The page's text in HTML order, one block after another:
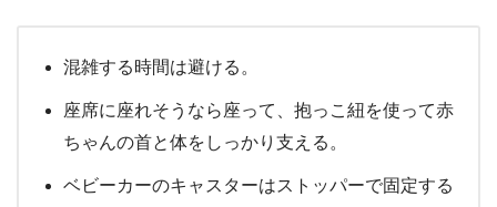
混雑する時間は避ける。
座席に座れそうなら座って、抱っこ紐を使って赤
ちゃんの首と体をしっかり支える。
ベビーカーのキャスターはストッパーで固定する